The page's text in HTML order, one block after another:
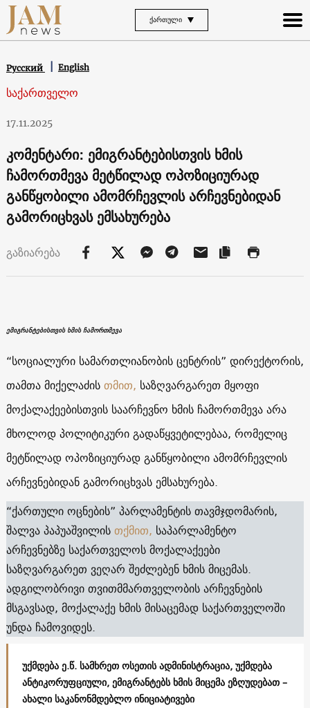
ᲥᲐᲠᲗᲣᲚᲘ
Русский English
საქართველო
17.11.2025
კომენტარი: ემიგრანტებისთვის ხმის
ჩამორთმევა მეტწილად ოპოზიციურად
განწყობილი ამომრჩევლის არჩევნებიდან
გამორიცხვას ემსახურება
გაზიარება
ემიგრანტებისთვის ხმის ჩამორთმევა
“სოციალური სამართლიანობის ცენტრის” დირექტორის,
თამთა მიქელაძისთმით, საზღვარგარეთ მყოფი
მოქალაქეებისთვის საარჩევნო ხმის ჩამორთმევა არა
მხოლოდ პოლიტიკური გადაწყვეტილებაა, რომელიც
მეტწილად ოპოზიციურად განწყობილი ამომრჩევლის
არჩევნებიდან გამორიცხვას ემსახურება.
“ქართული ოცნების” პარლამენტის თავმჯდომარის,
შალვა პაპუაშვილისთქმით, საპარლამენტო
არჩევნებზე საქართველოს მოქალაქეები
საზღვარგარეთ ვეღარ შეძლებენ ხმის მიცემას.
ადგილობრივი თვითმმართველობის არჩევნების
მსგავსად, მოქალაქე ხმის მისაცემად საქართველოში
უნდა ჩამოვიდეს.
უქმდება ე.წ. სამხრეთ ოსეთის ადმინისტრაცია, უქმდება
ანტიკორუფციული, ემიგრანტებს ხმის მიცემა ეზღუდებათ –
ახალი საკანონმდებლო ინიციატივები